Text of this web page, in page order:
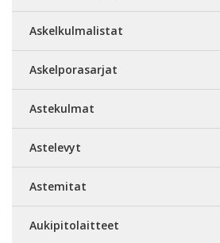
Askelkulmalistat
Askelporasarjat
Astekulmat
Astelevyt
Astemitat
Aukipitolaitteet